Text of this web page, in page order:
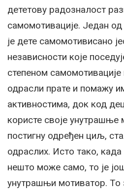
дететову радозналост
самомотивације. Један
је дете самомотивисано
независности које
степеном самомотивације
одрасли прате и помажу
активностима, док код
користе своје унутрашње
постигну одређен циљ,
одраслих. Исто тако,
нешто може само, то је
унутрашњи мотиватор. То